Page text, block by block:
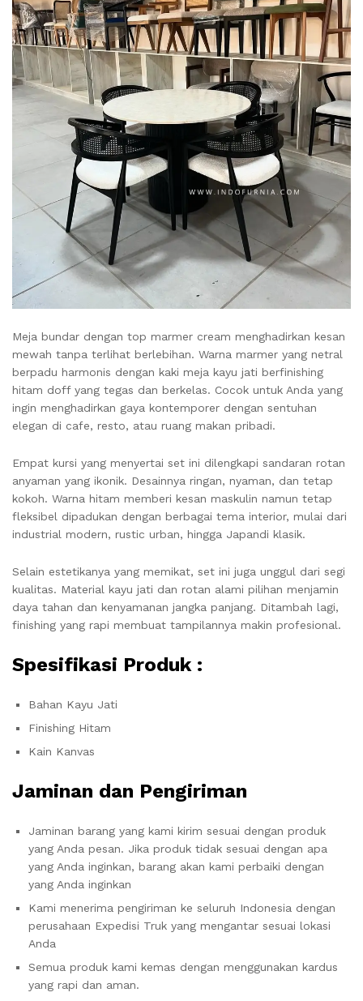
Meja bundar dengan top marmer cream menghadirkan kesan
mewah tanpa terlihat berlebihan. Warna marmer yang netral
berpadu harmonis dengan kaki meja kayu jati berfinishing
hitam doff yang tegas dan berkelas. Cocok untuk Anda yang
ingin menghadirkan gaya kontemporer dengan sentuhan
elegan di cafe, resto, atau ruang makan pribadi.
Empat kursi yang menyertai set ini dilengkapi sandaran rotan
anyaman yang ikonik. Desainnya ringan, nyaman, dan tetap
kokoh. Warna hitam memberi kesan maskulin namun tetap
fleksibel dipadukan dengan berbagai tema interior, mulai dari
industrial modern, rustic urban, hingga Japandi klasik.
Selain estetikanya yang memikat, set ini juga unggul dari segi
kualitas. Material kayu jati dan rotan alami pilihan menjamin
daya tahan dan kenyamanan jangka panjang. Ditambah lagi,
finishing yang rapi membuat tampilannya makin profesional.
Spesifikasi Produk :
Bahan Kayu Jati
Finishing Hitam
Kain Kanvas
Jaminan dan Pengiriman
Jaminan barang yang kami kirim sesuai dengan produk
yang Anda pesan. Jika produk tidak sesuai dengan apa
yang Anda inginkan, barang akan kami perbaiki dengan
yang Anda inginkan
Kami menerima pengiriman ke seluruh Indonesia dengan
perusahaan Expedisi Truk yang mengantar sesuai lokasi
Anda
Semua produk kami kemas dengan menggunakan kardus
yang rapi dan aman.